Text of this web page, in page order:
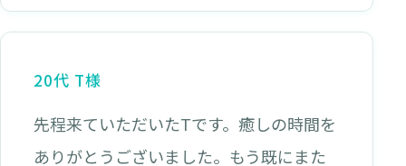
20代 T様
先程来ていただいたTです。癒しの時間を
ありがとうございました。もう既にまた